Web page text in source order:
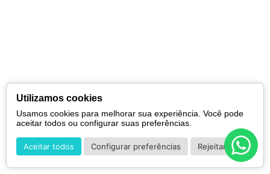
Utilizamos cookies
Usamos cookies para melhorar sua experiência. Você pode
aceitar todos ou configurar suas preferências.
Aceitar todos Configurar preferências Rejeitar